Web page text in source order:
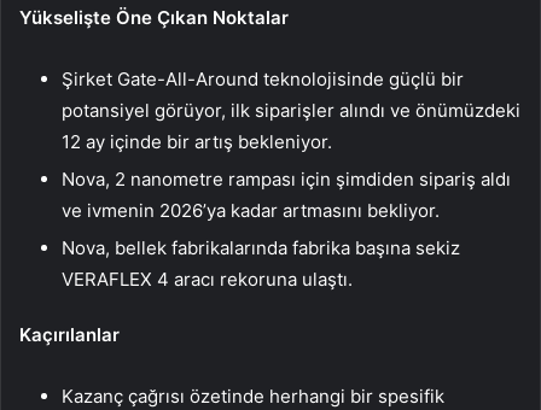
Yükselişte Öne Çıkan Noktalar
Şirket Gate-All-Around teknolojisinde güçlü bir
potansiyel görüyor, ilk siparişler alındı ve önümüzdeki
12 ay içinde bir artış bekleniyor.
Nova, 2 nanometre rampası için şimdiden sipariş aldı
ve ivmenin 2026’ya kadar artmasını bekliyor.
Nova, bellek fabrikalarında fabrika başına sekiz
VERAFLEX 4 aracı rekoruna ulaştı.
Kaçırılanlar
Kazanç çağrısı özetinde herhangi bir spesifik